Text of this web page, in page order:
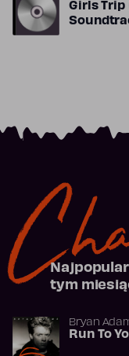
Girls
tym
Bryan
Run To